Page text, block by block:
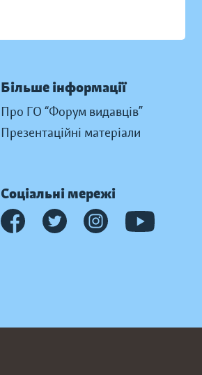
Більше інформації
Про ГО “Форум видавців”
Презентаційні матеріали
Соціальні мережі